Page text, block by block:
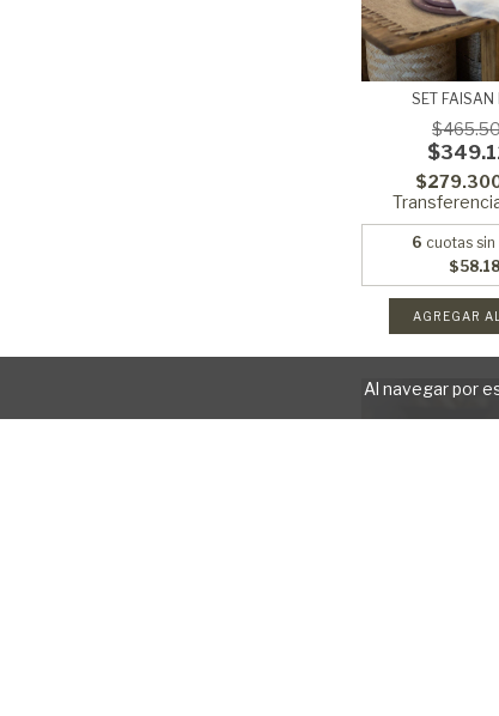
Al navegar por
SET FAISAN
6 cuotas
AGREGAR